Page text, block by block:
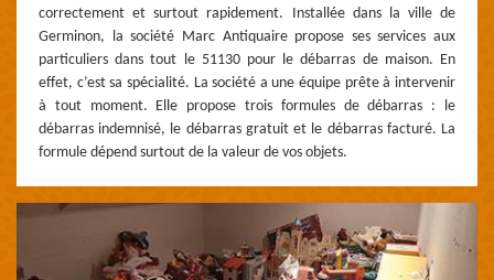
correctement et surtout rapidement. Installée dans la ville de
Germinon, la société Marc Antiquaire propose ses services aux
particuliers dans tout le 51130 pour le débarras de maison. En
effet, c’est sa spécialité. La société a une équipe prête à intervenir
à tout moment. Elle propose trois formules de débarras : le
débarras indemnisé, le débarras gratuit et le débarras facturé. La
formule dépend surtout de la valeur de vos objets.